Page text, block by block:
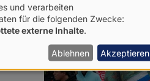
und verarbeiten
für die folgenden Zwecke:
externe Inhalte.
Ablehnen Akzeptieren